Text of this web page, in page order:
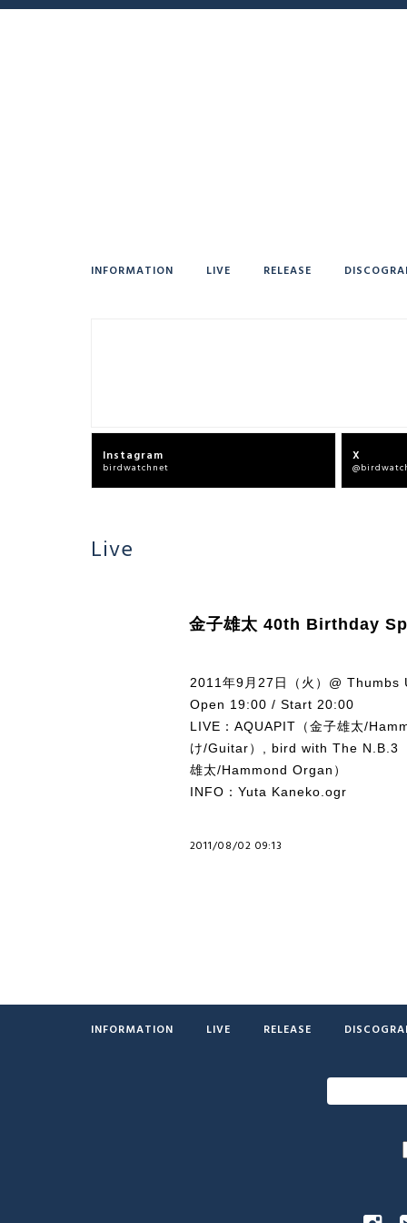
INFORMATION LIVE RELEASE
Instagram
birdwatchnet
X
Live
金子雄太 40th Birthday
2011年9月27日（火）@ Thumbs
Open 19:00 / Start 20:00
LIVE：AQUAPIT（金子雄太/
け/Guitar）, bird with The N.B.3
雄太/Hammond Organ）
INFO： Yuta Kaneko.ogr
2011/08/02 09:13
INFORMATION LIVE RELEASE